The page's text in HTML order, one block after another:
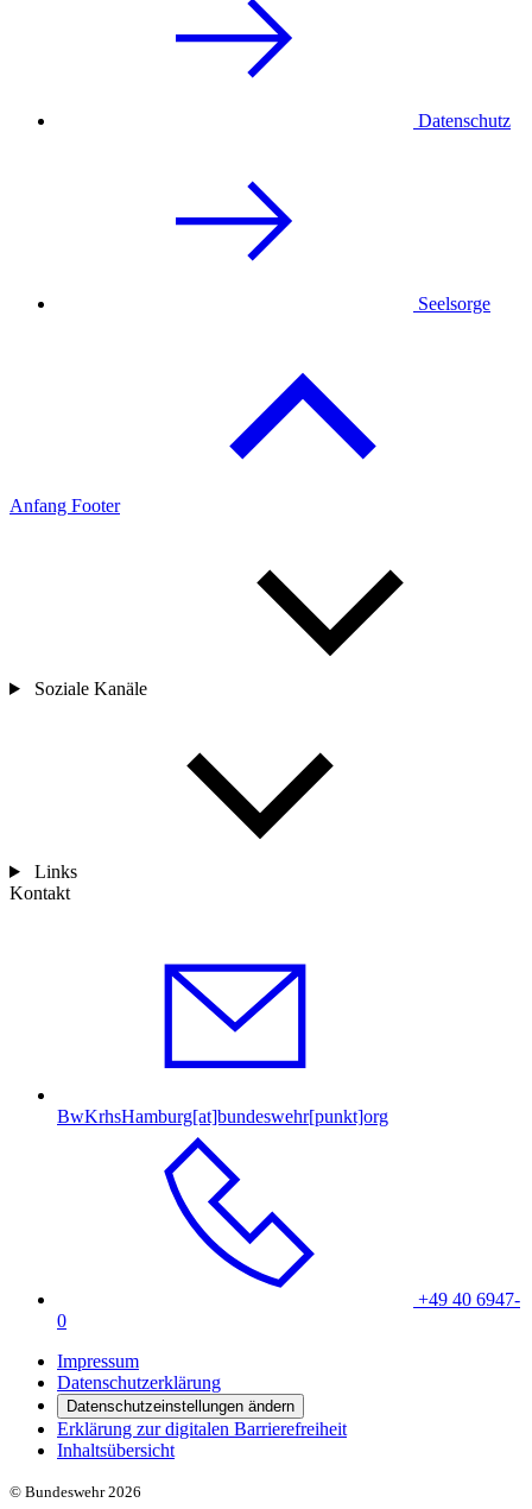
Datenschutz
Seelsorge
Anfang Footer
Soziale Kanäle
Links
Kontakt
BwKrhsHamburg[at]bundeswehr[punkt]org
+49 40 6947-
0
Impressum
Datenschutzerklärung
Datenschutzeinstellungen ändern
Erklärung zur digitalen Barrierefreiheit
Inhaltsübersicht
© Bundeswehr 2026